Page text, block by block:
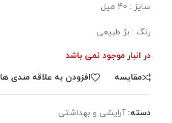
سایز : 40 میل
رنگ : بژ طبیعی
در انبار موجود نمی باشد
مقایسه
افزودن به علاقه مندی ها
دسته: آرایشی و بهداشتی